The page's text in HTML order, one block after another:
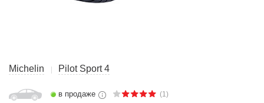
Michelin Pilot Sport 4
в продаже (1)